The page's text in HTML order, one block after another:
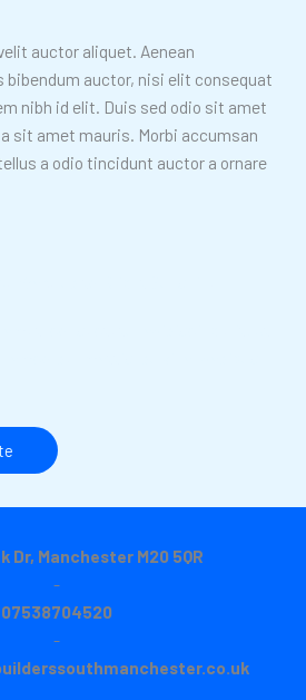
auctor aliquet. Aenean
bibendum auctor, nisi elit consequat
nibh id elit. Duis sed odio sit amet
sit amet mauris. Morbi accumsan
a odio tincidunt auctor a ornare
Dr, Manchester M20 5QR
-
07538704520
-